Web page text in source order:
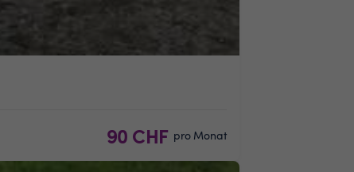
90 CHF pro Monat